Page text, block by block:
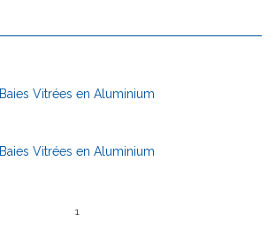
Baies Vitrées en Aluminium
Baies Vitrées en Aluminium
1